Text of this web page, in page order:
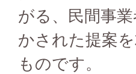
がる、民間事
かされた提案
ものです。